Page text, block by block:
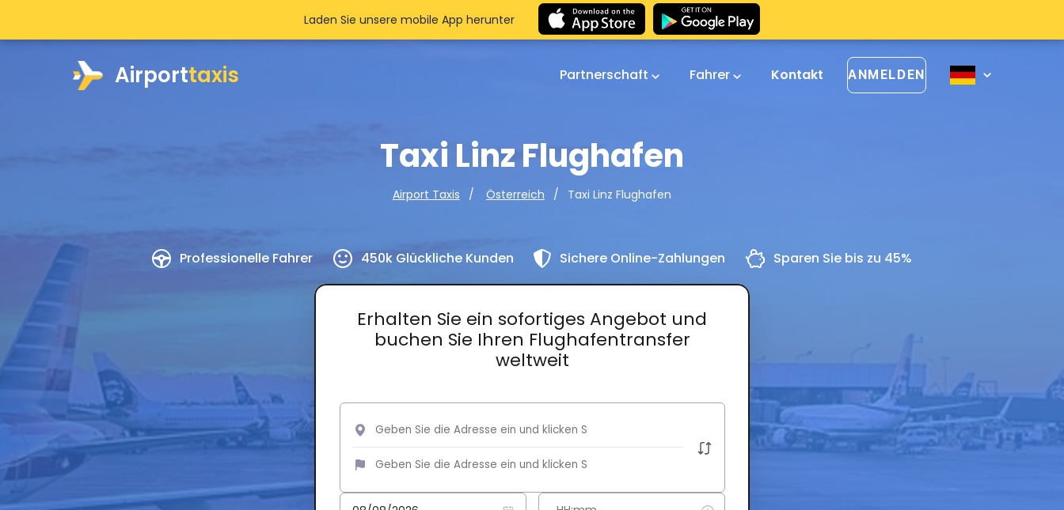
Airporttaxis Partnerschaft Fahrer Kontakt ANMELDEN
Taxi Linz Flughafen
Airport Taxis Österreich Taxi Linz Flughafen
Professionelle Fahrer 450k Glückliche Kunden Sichere Online-Zahlungen Sparen Sie bis zu 45%
Erhalten Sie ein sofortiges Angebot und
buchen Sie Ihren Flughafentransfer
weltweit
Laden Sie unsere mobile App herunter